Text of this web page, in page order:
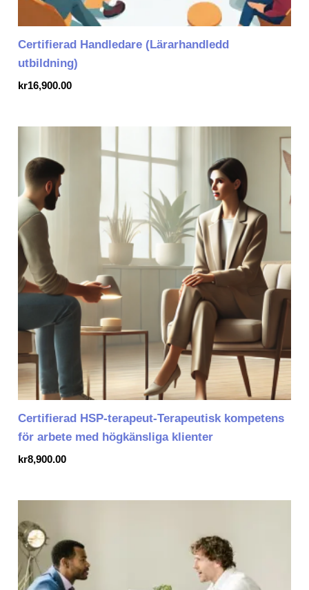
Certifierad Handledare (Lärarhandledd
utbildning)
kr16,900.00
Certifierad HSP-terapeut-Terapeutisk kompetens
för arbete med högkänsliga klienter
kr8,900.00